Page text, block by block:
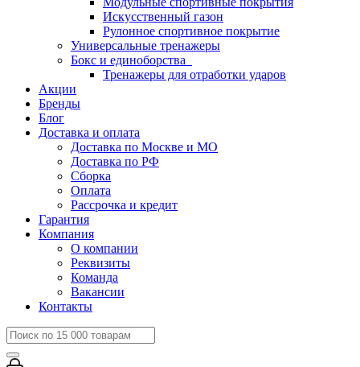
Искусственный газон
Рулонное спортивное покрытие
Универсальные тренажеры
Бокс и единоборства
Тренажеры для отработки ударов
Акции
Бренды
Блог
Доставка и оплата
Доставка по Москве и МО
Доставка по РФ
Сборка
Оплата
Рассрочка и кредит
Гарантия
Компания
О компании
Реквизиты
Команда
Вакансии
Контакты